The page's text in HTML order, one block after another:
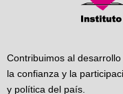
Contribuimos al
la confianza y la
y política del país.